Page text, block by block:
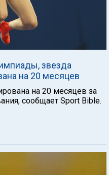
звезда
на 20 месяцев
на 20 месяцев за
сообщает Sport Bible.